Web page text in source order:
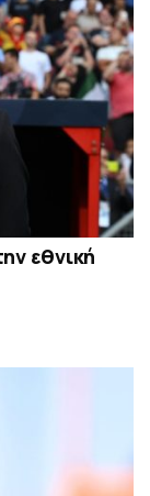
εθνική